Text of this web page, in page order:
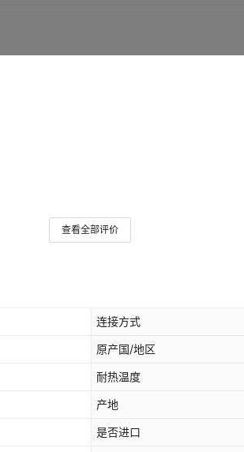
米
32 重型可打弯每件 38
米
20 重型可打弯非标
查看全部评价
连接方式
原产国/地区
耐热温度
产地
是否进口